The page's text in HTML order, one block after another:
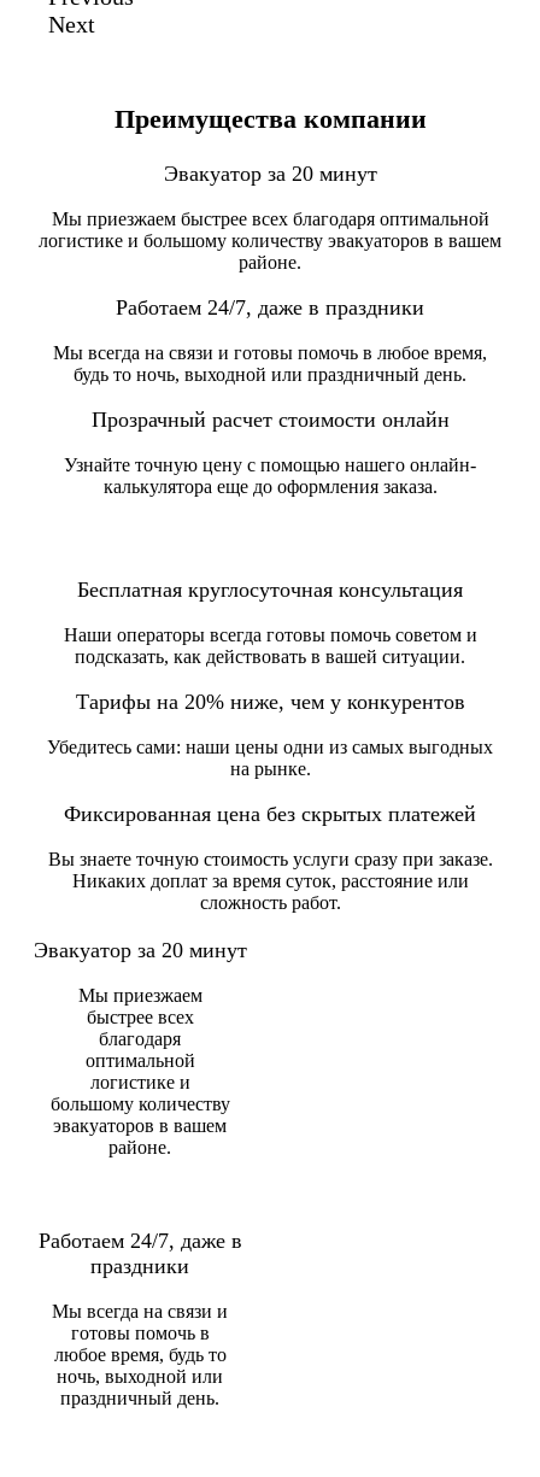
Next
Преимущества компании
Эвакуатор за 20 минут
Мы приезжаем быстрее всех благодаря оптимальной
логистике и большому количеству эвакуаторов в вашем
районе.
Работаем 24/7, даже в праздники
Мы всегда на связи и готовы помочь в любое время,
будь то ночь, выходной или праздничный день.
Прозрачный расчет стоимости онлайн
Узнайте точную цену с помощью нашего онлайн-
калькулятора еще до оформления заказа.
Бесплатная круглосуточная консультация
Наши операторы всегда готовы помочь советом и
подсказать, как действовать в вашей ситуации.
Тарифы на 20% ниже, чем у конкурентов
Убедитесь сами: наши цены одни из самых выгодных
на рынке.
Фиксированная цена без скрытых платежей
Вы знаете точную стоимость услуги сразу при заказе.
Никаких доплат за время суток, расстояние или
сложность работ.
Эвакуатор за 20 минут
Мы приезжаем
быстрее всех
благодаря
оптимальной
логистике и
большому количеству
эвакуаторов в вашем
районе.
Работаем 24/7, даже в
праздники
Мы всегда на связи и
готовы помочь в
любое время, будь то
ночь, выходной или
праздничный день.